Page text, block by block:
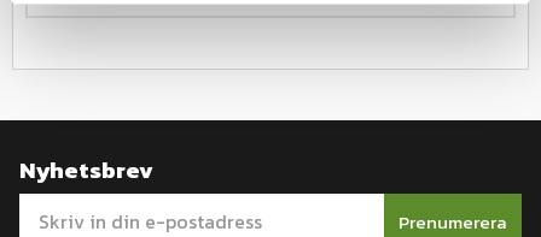
Nyhetsbrev
Prenumerera